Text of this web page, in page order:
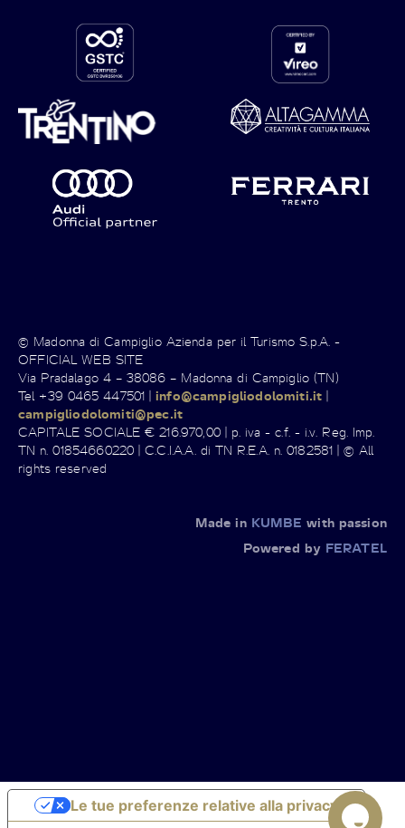
© Madonna di Campiglio Azienda per il Turismo S.p.A. -
OFFICIAL WEB SITE
Via Pradalago 4 – 38086 – Madonna di Campiglio (TN)
Tel +39 0465 447501 |info@campigliodolomiti.it |
campigliodolomiti@pec.it
CAPITALE SOCIALE € 216.970,00 | p. iva - c.f. - i.v. Reg. Imp.
TN n. 01854660220 | C.C.I.A.A. di TN R.E.A. n. 0182581 | © All
rights reserved
Made in KUMBE with passion
Powered by FERATEL
Le tue preferenze relative alla privacy